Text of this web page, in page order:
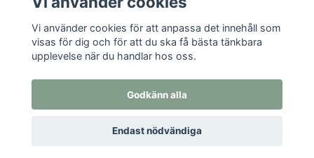
Prenumerera på vårt nyhetsbrev
© 2026 Textil i Od
Vi använder cookies för att anpassa det innehåll som
visas för dig och för att du ska få bästa tänkbara
upplevelse när du handlar hos oss.
Godkänn alla
Endast nödvändiga